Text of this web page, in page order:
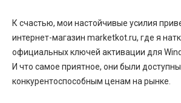
К счастью, мои настойчивые усилия
интернет-магазин marketkot.ru, где я
официальных ключей активации для
И что самое приятное, они были
конкурентоспособным ценам на рынке.